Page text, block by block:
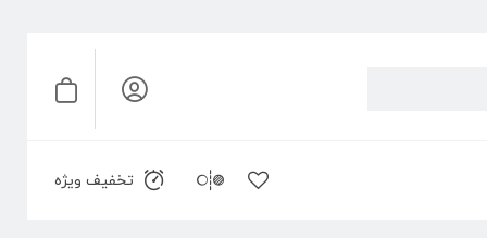
تخفیف ویژه